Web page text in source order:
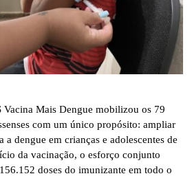
Vacina Mais Dengue mobilizou os 79
com um único propósito: ampliar
a dengue em crianças e adolescentes de
da vacinação, o esforço conjunto
doses do imunizante em todo o